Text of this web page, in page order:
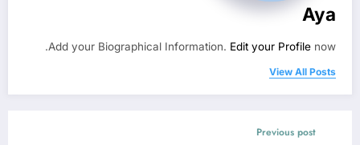
Aya
Add your Biographical Information. Edit your Profile now.
View All Posts
Previous post